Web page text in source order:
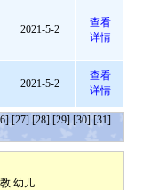
2021-5-2
查看
详情
2021-5-2
查看
详情
[27] [28] [29] [30] [31]
幼儿